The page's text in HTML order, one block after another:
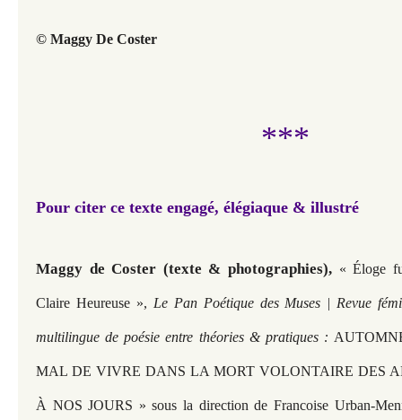
© Maggy De Coster
***
Pour citer ce texte engagé, élégiaque & illustré
Maggy de Coster (texte & photographies), « Éloge
Claire Heureuse », Le Pan Poétique des Muses | Revue
multilingue de poésie entre théories & pratiques :
MAL DE VIVRE DANS LA MORT VOLONTAIRE DES
À NOS JOURS » sous la direction de Francoise Urban-